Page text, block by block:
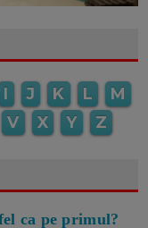
I J K L
M
V X Y Z
ca pe primul?